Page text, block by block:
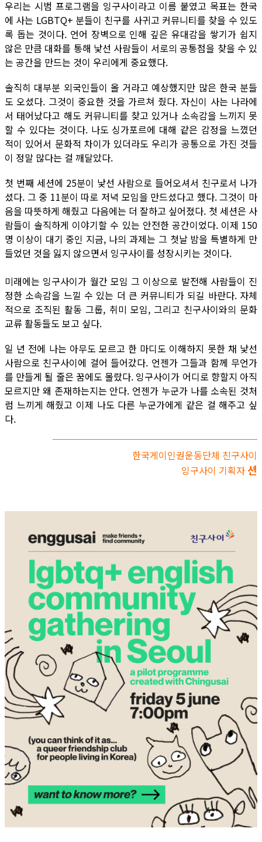
우리는 시범 프로그램을 잉구사이라고 이름 붙였고 목표는 한국
에 사는 LGBTQ+ 분들이 친구를 사귀고 커뮤니티를 찾을 수 있도
록 돕는 것이다. 언어 장벽으로 인해 깊은 유대감을 쌓기가 쉽지
않은 만큼 대화를 통해 낯선 사람들이 서로의 공통점을 찾을 수 있
는 공간을 만드는 것이 우리에게 중요했다.
솔직히 대부분 외국인들이 올 거라고 예상했지만 많은 한국 분들
도 오셨다. 그것이 중요한 것을 가르쳐 줬다. 자신이 사는 나라에
서 태어났다고 해도 커뮤니티를 찾고 있거나 소속감을 느끼지 못
할 수 있다는 것이다. 나도 싱가포르에 대해 같은 감정을 느꼈던
적이 있어서 문화적 차이가 있더라도 우리가 공통으로 가진 것들
이 정말 많다는 걸 깨달았다.
첫 번째 세션에 25분이 낯선 사람으로 들어오셔서 친구로서 나가
셨다. 그 중 11분이 따로 저녁 모임을 만드셨다고 했다. 그것이 마
음을 따뜻하게 해줬고 다음에는 더 잘하고 싶어졌다. 첫 세션은 사
람들이 솔직하게 이야기할 수 있는 안전한 공간이었다. 이제 150
명 이상이 대기 중인 지금, 나의 과제는 그 첫날 밤을 특별하게 만
들었던 것을 잃지 않으면서 잉구사이를 성장시키는 것이다.
미래에는 잉구사이가 월간 모임 그 이상으로 발전해 사람들이 진
정한 소속감을 느낄 수 있는 더 큰 커뮤니티가 되길 바란다. 자체
적으로 조직된 활동 그룹, 취미 모임, 그리고 친구사이와의 문화
교류 활동들도 보고 싶다.
일 년 전에 나는 아무도 모르고 한 마디도 이해하지 못한 채 낯선
사람으로 친구사이에 걸어 들어갔다. 언젠가 그들과 함께 무언가
를 만들게 될 줄은 꿈에도 몰랐다. 잉구사이가 어디로 향할지 아직
모르지만 왜 존재하는지는 안다. 언젠가 누군가 나를 소속된 것처
럼 느끼게 해줬고 이제 나도 다른 누군가에게 같은 걸 해주고 싶
다.
한국게이인권운동단체 친구사이
잉구사이 기획자션